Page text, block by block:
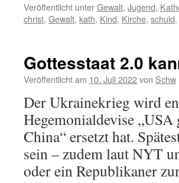
Veröffentlicht unterGewalt, Jugend,
christ, Gewalt, kath, Kind, Kirche, schuld,
Gottesstaat 2.0
Veröffentlicht am 10. Juli 2022von Schw
Der Ukrainekrieg wird
Hegemonialdevise „USA
China“ ersetzt hat.
sein – zudem laut NYT
oder ein Republikaner